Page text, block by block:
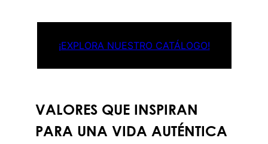
¡EXPLORA NUESTRO CATÁLOGO!
VALORES QUE INSPIRAN
PARA UNA VIDA AUTÉNTICA